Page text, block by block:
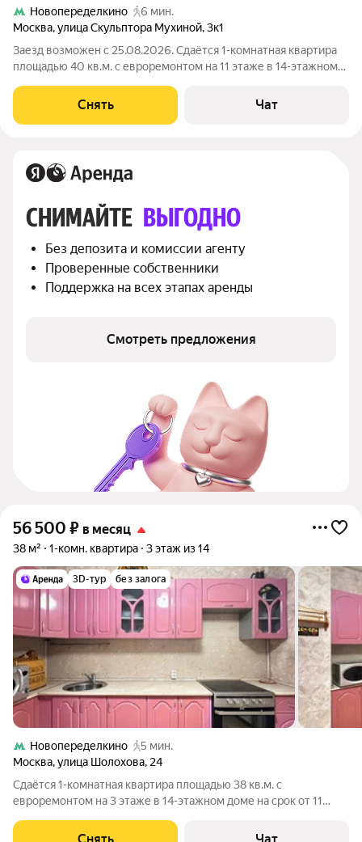
Новопеределкино
6 мин.
Москва,улица Скульптора Мухиной,3к1
Заезд возможен с 25.08.2026. Сдаётся 1-комнатная квартира
площадью 40 кв.м. с евроремонтом на 11 этаже в 14-этажном
Стиральная машина Холодильник Посудомоечная машина
Кондиционер
Снять Чат
СНИМАЙТЕ ВЫГОДНО
Без депозита и комиссии агенту
Проверенные собственники
Поддержка на всех этапах аренды
Смотреть предложения
56 500 ₽ в месяц
38 м² 1-комн. квартира 3 этаж из 14
3D-тур без залога
Новопеределкино
5 мин.
Москва,улица Шолохова, 24
Сдаётся 1-комнатная квартира площадью 38 кв.м. с
евроремонтом на 3 этаже в 14-этажном доме на срок от 11
Стиральная машина Холодильник Кондиционер